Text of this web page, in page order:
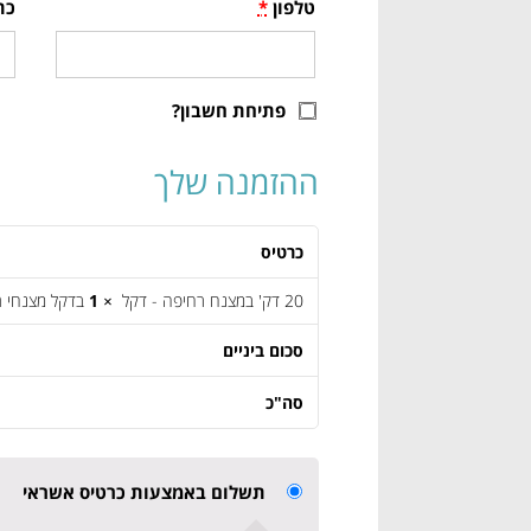
טלפון*
פתיחת חשבון?
ההזמנה שלך
כרטיס
20 דק' במצנח רחיפה - דקל × 1 בדקל מצנחי
סכום ביניים
סה"כ
תשלום באמצעות כרטיס אשראי